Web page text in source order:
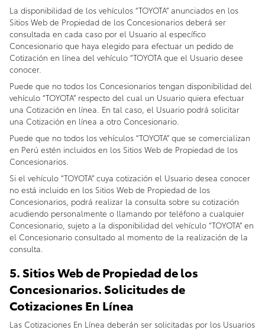
La disponibilidad de los vehículos “TOYOTA” anunciados en los
Sitios Web de Propiedad de los Concesionarios deberá ser
consultada en cada caso por el Usuario al específico
Concesionario que haya elegido para efectuar un pedido de
Cotización en línea del vehículo “TOYOTA que el Usuario desee
conocer.
Puede que no todos los Concesionarios tengan disponibilidad del
vehículo “TOYOTA” respecto del cual un Usuario quiera efectuar
una Cotización en línea. En tal caso, el Usuario podrá solicitar
una Cotización en línea a otro Concesionario.
Puede que no todos los vehículos “TOYOTA” que se comercializan
en Perú estén incluidos en los Sitios Web de Propiedad de los
Concesionarios.
Si el vehículo “TOYOTA” cuya cotización el Usuario desea conocer
no está incluido en los Sitios Web de Propiedad de los
Concesionarios, podrá realizar la consulta sobre su cotización
acudiendo personalmente o llamando por teléfono a cualquier
Concesionario, sujeto a la disponibilidad del vehículo “TOYOTA” en
el Concesionario consultado al momento de la realización de la
consulta.
5. Sitios Web de Propiedad de los
Concesionarios. Solicitudes de
Cotizaciones En Línea
Las Cotizaciones En Línea deberán ser solicitadas por los Usuarios